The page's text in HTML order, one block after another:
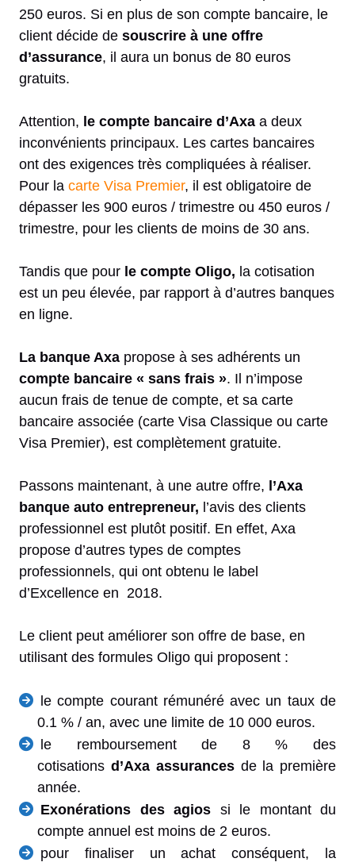
250 euros. Si en plus de son compte bancaire, le
client décide de souscrire à une offre
d’assurance, il aura un bonus de 80 euros
gratuits.
Attention, le compte bancaire d’Axa a deux
inconvénients principaux. Les cartes bancaires
ont des exigences très compliquées à réaliser.
Pour la carte Visa Premier, il est obligatoire de
dépasser les 900 euros / trimestre ou 450 euros /
trimestre, pour les clients de moins de 30 ans.
Tandis que pour le compte Oligo, la cotisation
est un peu élevée, par rapport à d’autres banques
en ligne.
La banque Axa propose à ses adhérents un
compte bancaire « sans frais ». Il n’impose
aucun frais de tenue de compte, et sa carte
bancaire associée (carte Visa Classique ou carte
Visa Premier), est complètement gratuite.
Passons maintenant, à une autre offre, l’Axa
banque auto entrepreneur, l’avis des clients
professionnel est plutôt positif. En effet, Axa
propose d’autres types de comptes
professionnels, qui ont obtenu le label
d’Excellence en 2018.
Le client peut améliorer son offre de base, en
utilisant des formules Oligo qui proposent :
le compte courant rémunéré avec un taux de
0.1 % / an, avec une limite de 10 000 euros.
le remboursement de 8 % des
cotisations d’Axa assurances de la première
année.
Exonérations des agios si le montant du
compte annuel est moins de 2 euros.
pour finaliser un achat conséquent, la